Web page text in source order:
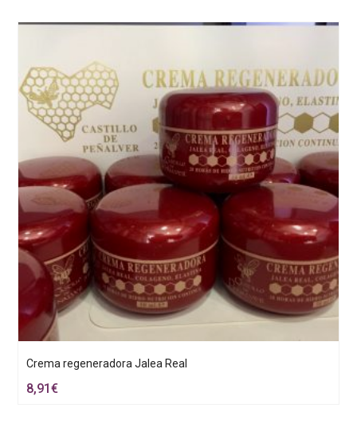
Crema regeneradora Jalea Real
8,91€